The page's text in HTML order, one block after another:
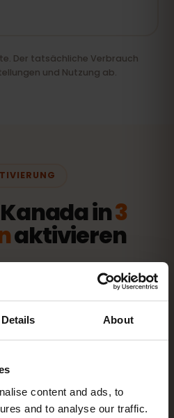
Details About
content and ads, to
and to analyse our traffic.
Der tatsächliche Verbrauch
und Nutzung ab.
in3
aktivieren
startklar – ganz ohne